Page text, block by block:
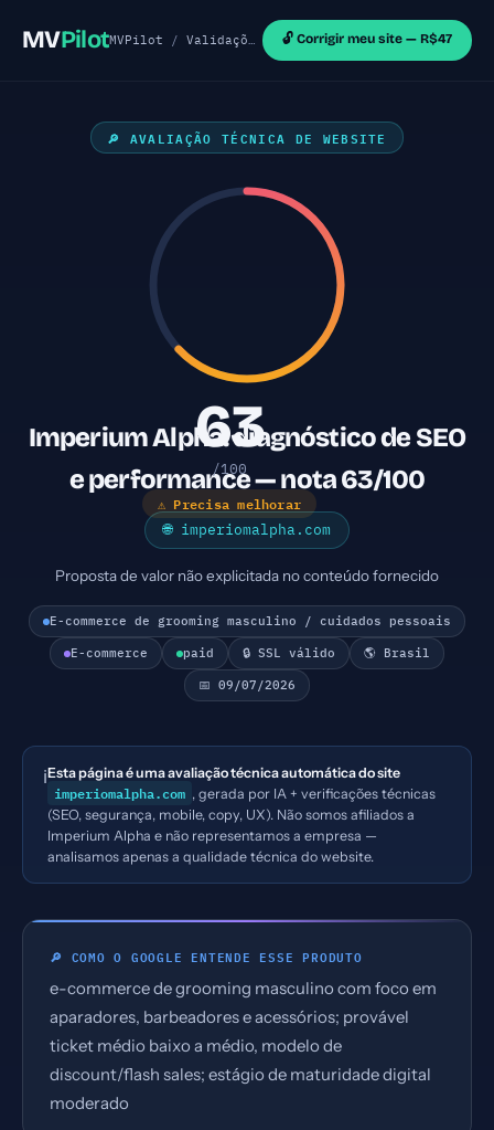
MVPilotMVPilot /Validações de MVP /Sites Shopify/
🔓 Corrigir meu site — R$47
🔎 AVALIAÇÃO TÉCNICA DE WEBSITE
63
/100
⚠ Precisa melhorar
Imperium Alpha: diagnóstico de SEO
e performance — nota 63/100
🌐 imperiomalpha.com
Proposta de valor não explicitada no conteúdo fornecido
E-commerce de grooming masculino / cuidados pessoais
E-commerce paid 🔒 SSL válido 🌎 Brasil
📅 09/07/2026
ℹ️Esta página é uma avaliação técnica automática do site
imperiomalpha.com , gerada por IA + verificações técnicas
(SEO, segurança, mobile, copy, UX). Não somos afiliados a
Imperium Alpha e não representamos a empresa —
analisamos apenas a qualidade técnica do website.
🔎 COMO O GOOGLE ENTENDE ESSE PRODUTO
e-commerce de grooming masculino com foco em
aparadores, barbeadores e acessórios; provável
ticket médio baixo a médio, modelo de
discount/flash sales; estágio de maturidade digital
moderado